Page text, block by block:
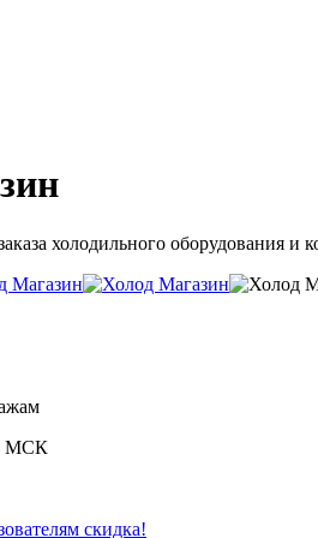
холодильного оборудования и
МСК
скидка!